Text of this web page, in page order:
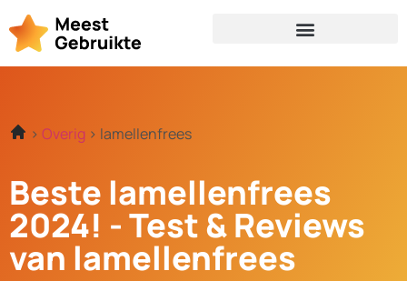
Overig lamellenfrees
Beste lamellenfrees
2024! - Test & Reviews
van lamellenfrees